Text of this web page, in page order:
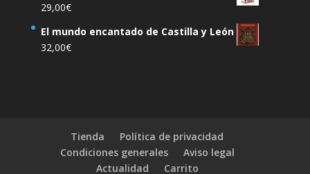
29,00€
El mundo encantado de Castilla y León
32,00€
Tienda
Política de privacidad
Condiciones generales
Aviso legal
Actualidad
Carrito